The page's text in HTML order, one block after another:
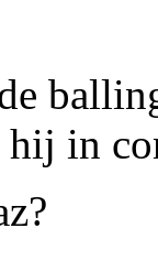
in